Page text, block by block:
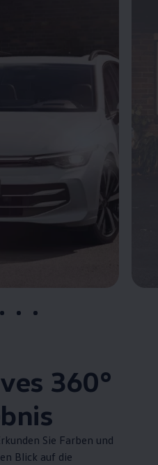
360°
Sie Farben und
Blick auf die